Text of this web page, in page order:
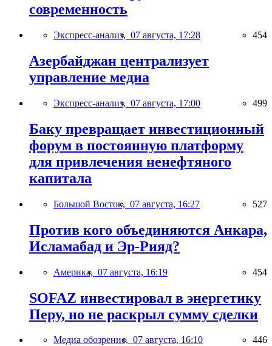
современность
Экспресс-анализ, 07 августа, 17:28 454
Азербайджан централизует
управление медиа
Экспресс-анализ, 07 августа, 17:00 499
Баку превращает инвестиционный
форум в постоянную платформу
для привлечения ненефтяного
капитала
Большой Восток, 07 августа, 16:27 527
Против кого объединяются Анкара,
Исламабад и Эр-Рияд?
Америка, 07 августа, 16:19 454
SOFAZ инвестировал в энергетику
Перу, но не раскрыл сумму сделки
Медиа обозрение, 07 августа, 16:10 446